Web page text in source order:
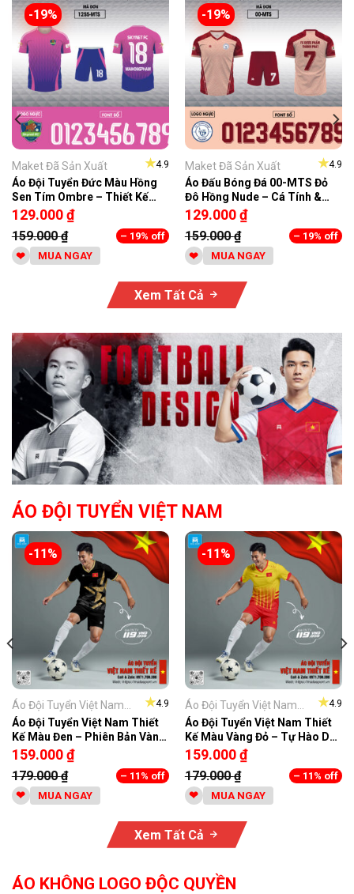
-19%
★4.9
Maket Đã Sản Xuất
Áo Đội Tuyển Đức Màu Hồng
Sen Tím Ombre – Thiết Kế
Năng Động, Chất Liệu Co Giãn
129.000₫
159.000₫
– 19% off
MUA NGAY
-19%
★4.9
Maket Đã Sản Xuất
Áo Đấu Bóng Đá 00-MTS Đỏ
Đô Hồng Nude – Cá Tính &
Hiệu Năng
129.000₫
159.000₫
– 19% off
MUA NGAY
Xem Tất Cả
ÁO ĐỘI TUYỂN VIỆT NAM
-11%
★4.9
Áo Đội Tuyển Việt Nam...
Áo Đội Tuyển Việt Nam Thiết
Kế Màu Đen – Phiên Bản Vàng
Kim Nổi Bật
159.000₫
179.000₫
– 11% off
MUA NGAY
-11%
★4.9
Áo Đội Tuyển Việt Nam...
Áo Đội Tuyển Việt Nam Thiết
Kế Màu Vàng Đỏ – Tự Hào Dân
Tộc
159.000₫
179.000₫
– 11% off
MUA NGAY
Xem Tất Cả
ÁO KHÔNG LOGO ĐỘC QUYỀN